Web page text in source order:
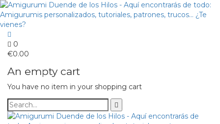
0
€0.00
An empty cart
You have no item in your shopping cart